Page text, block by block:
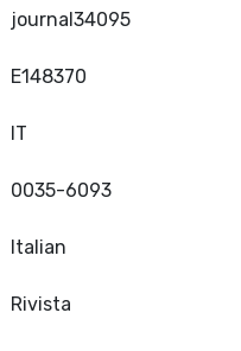
Rivista